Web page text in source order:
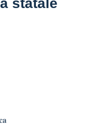
statale